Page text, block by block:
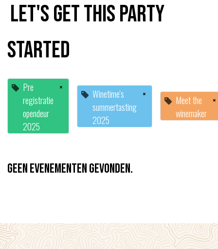
Let's get this party
started
Pre
registratie
opendeur
2025
×
Winetime's
summertasting
2025
×
Meet the
winemaker
×
Geen evenementen gevonden.